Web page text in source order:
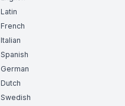
Latin
French
Italian
Spanish
German
Dutch
Swedish